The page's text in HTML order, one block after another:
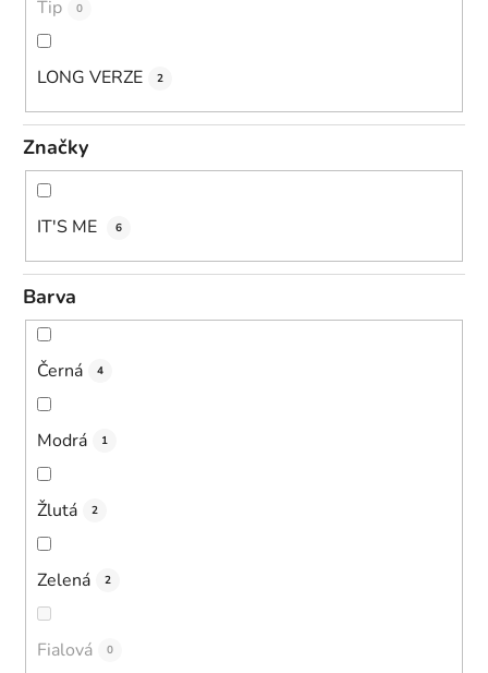
Tip 0
LONG VERZE 2
Značky
IT'S ME 6
Barva
Černá 4
Modrá 1
Žlutá 2
Zelená 2
Fialová 0